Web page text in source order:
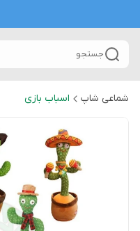
جستجو
شماعی شاپ اسباب بازی